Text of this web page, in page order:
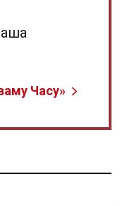
Часу»